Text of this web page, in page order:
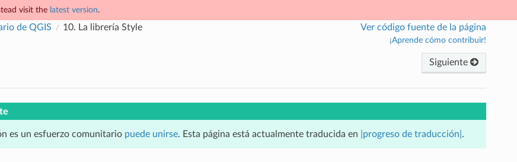
visit the latest version.
de QGIS 10. La librería Style Ver código fuente de la página
¡Aprende cómo contribuir!
Siguiente
es un esfuerzo comunitario puede unirse. Esta página está actualmente traducida en |progreso de traducción| .